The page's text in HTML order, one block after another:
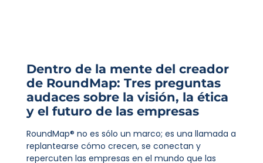
Dentro de la mente del creador
de RoundMap: Tres preguntas
audaces sobre la visión, la ética
y el futuro de las empresas
RoundMap® no es sólo un marco; es una llamada a
replantearse cómo crecen, se conectan y
repercuten las empresas en el mundo que las